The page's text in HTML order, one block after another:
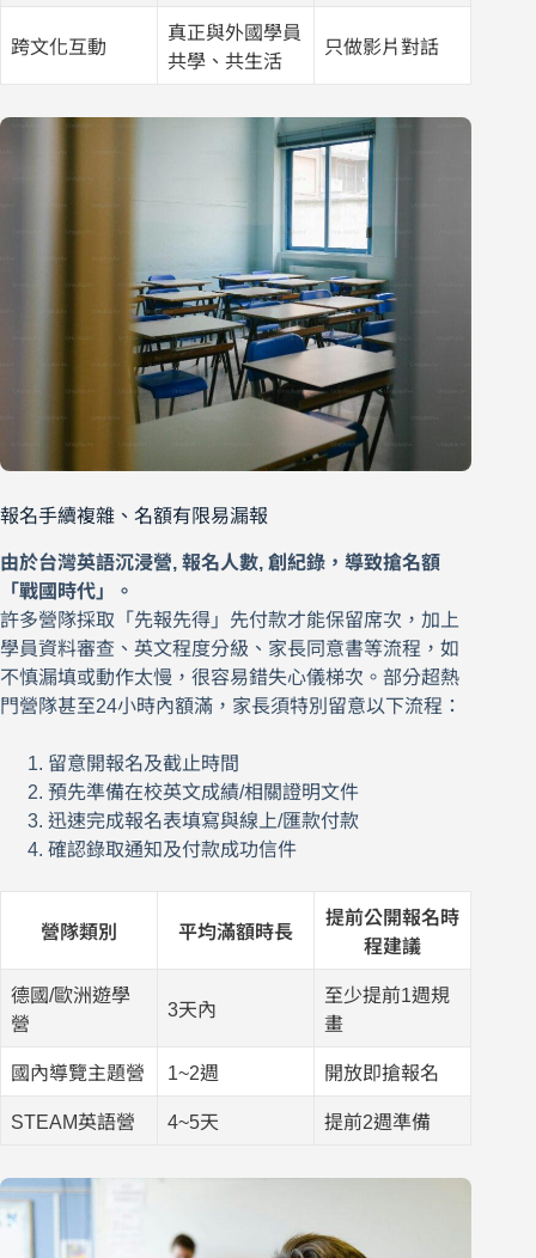
跨文化互動
真正與外國學員
共學、共生活
只做影片對話
報名手續複雜、名額有限易漏報
由於台灣英語沉浸營, 報名人數, 創紀錄，導致搶名額
「戰國時代」。
許多營隊採取「先報先得」先付款才能保留席次，加上
學員資料審查、英文程度分級、家長同意書等流程，如
不慎漏填或動作太慢，很容易錯失心儀梯次。部分超熱
門營隊甚至24小時內額滿，家長須特別留意以下流程：
留意開報名及截止時間
預先準備在校英文成績/相關證明文件
迅速完成報名表填寫與線上/匯款付款
確認錄取通知及付款成功信件
營隊類別 平均滿額時長
提前公開報名時
程建議
德國/歐洲遊學
營
3天內
至少提前1週規
畫
國內導覽主題營 1~2週 開放即搶報名
STEAM英語營 4~5天 提前2週準備